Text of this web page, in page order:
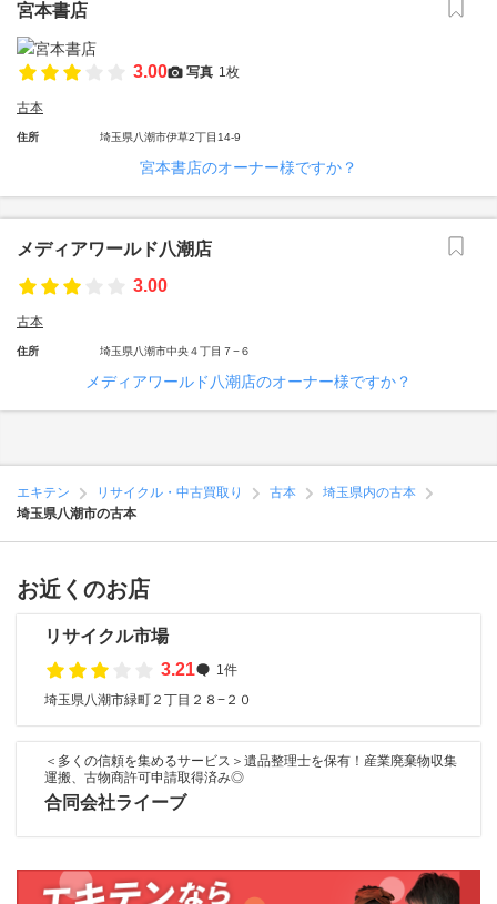
宮本書店
3.00 写真 1枚
古本
住所 埼玉県八潮市伊草2丁目14-9
宮本書店のオーナー様ですか？
メディアワールド八潮店
3.00
古本
住所 埼玉県八潮市中央４丁目７−６
メディアワールド八潮店のオーナー様ですか？
エキテン リサイクル・中古買取り 古本
埼玉県内の古本
埼玉県八潮市の古本
お近くのお店
リサイクル市場
3.21
1件
埼玉県八潮市緑町２丁目２８−２０
＜多くの信頼を集めるサービス＞遺品整理士を保有！産業廃棄物収集
運搬、古物商許可申請取得済み◎
合同会社ライーブ